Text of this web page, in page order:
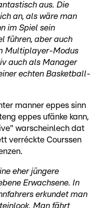
aus. Die
an, als wäre man
im Spiel sein
führen, aber auch
Multiplayer-Modus
auch als Manager
echten Basketball-
manner eppes sinn
eppes ufänke kann,
warscheinlech dat
verréckte Courssen
eher jüngere
Erwachsene. In
erkundet man
Man fährt